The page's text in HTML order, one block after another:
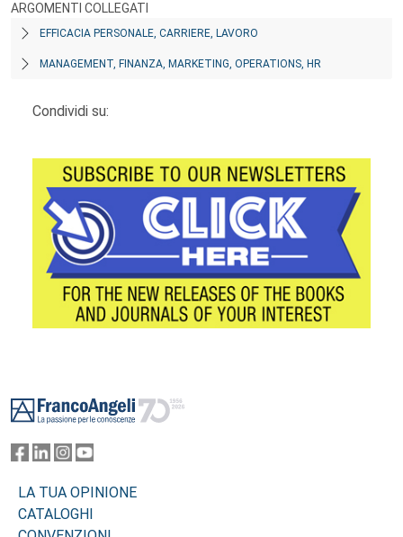
ARGOMENTI COLLEGATI
EFFICACIA PERSONALE, CARRIERE, LAVORO
MANAGEMENT, FINANZA, MARKETING, OPERATIONS, HR
Condividi su:
LA TUA OPINIONE
CATALOGHI